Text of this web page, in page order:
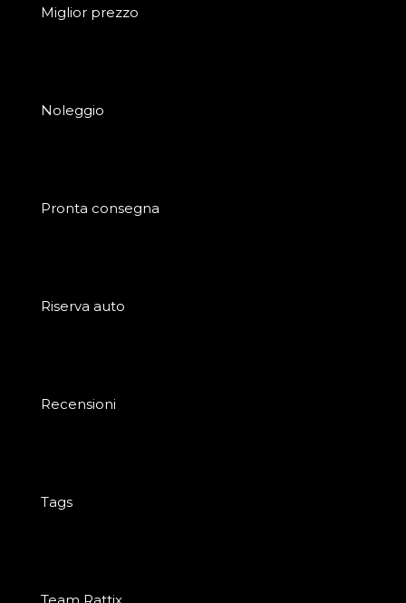
Miglior prezzo
Noleggio
Pronta consegna
Riserva auto
Recensioni
Tags